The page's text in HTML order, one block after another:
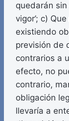
quedarán
vigor’; c)
existiendo
previsión de
contrarios a
efecto, no
contrario,
obligación
llevaría a